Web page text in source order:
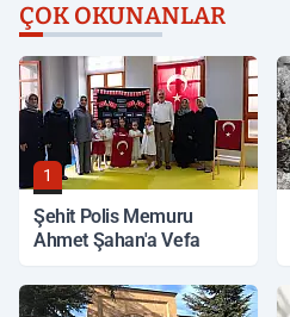
ÇOK OKUNANLAR
1
Şehit Polis Memuru
Ahmet Şahan'a Vefa